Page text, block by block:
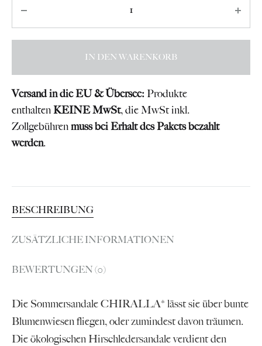
IN DEN WARENKORB
Versand in die EU & Übersee: Produkte
enthaltenKEINE MwSt, die MwSt inkl.
Zollgebührenmuss bei Erhalt des Pakets bezahlt
werden.
BESCHREIBUNG
ZUSÄTZLICHE INFORMATIONEN
BEWERTUNGEN (0)
Die Sommersandale CHIRALLA* lässt sie über bunte
Blumenwiesen fliegen, oder zumindest davon träumen.
Die ökologischen Hirschledersandale verdient den